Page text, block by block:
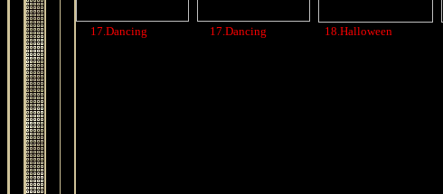
17.Dancing 17.Dancing 18.Halloween